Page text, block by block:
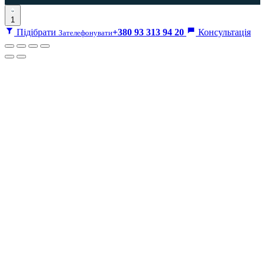
1
Підібрати Зателефонувати+380 93 313 94 20 Консультація